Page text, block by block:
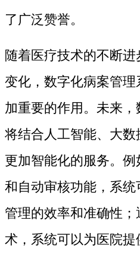
了广泛赞誉。
随着医疗技术的不断
变化，数字化病案管
加重要的作用。未来
将结合人工智能、大
更加智能化的服务。
和自动审核功能，系
管理的效率和准确性
术，系统可以为医院